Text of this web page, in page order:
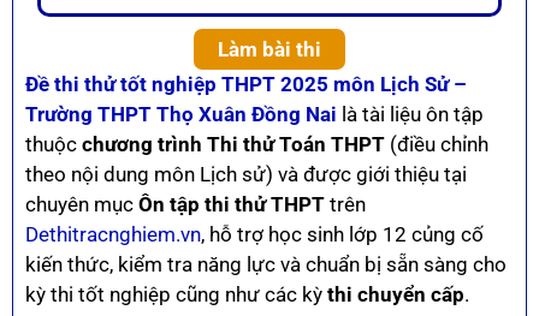
Làm bài thi
Đề thi thử tốt nghiệp THPT 2025 môn Lịch Sử –
Trường THPT Thọ Xuân Đồng Nai là tài liệu ôn tập
thuộc chương trình Thi thử Toán THPT (điều chỉnh
theo nội dung môn Lịch sử) và được giới thiệu tại
chuyên mục Ôn tập thi thử THPT trên
Dethitracnghiem.vn, hỗ trợ học sinh lớp 12 củng cố
kiến thức, kiểm tra năng lực và chuẩn bị sẵn sàng cho
kỳ thi tốt nghiệp cũng như các kỳ thi chuyển cấp.